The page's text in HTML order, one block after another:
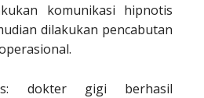
komunikasi hipnotis
dilakukan pencabutan
dokter gigi berhasil